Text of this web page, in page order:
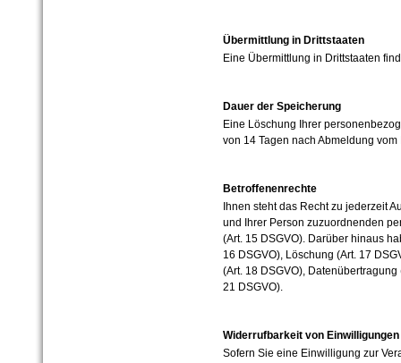
Übermittlung in Drittstaaten
Eine Übermittlung in Drittstaaten
Dauer der Speicherung
Eine Löschung Ihrer
von 14 Tagen nach Abmeldung vom
Betroffenenrechte
Ihnen steht das Recht zu jederzeit
und Ihrer Person zuzuordnenden
(Art. 15 DSGVO). Darüber hinaus
16 DSGVO), Löschung (Art. 17
(Art. 18 DSGVO),
21 DSGVO).
Widerrufbarkeit von Einwilligungen
Sofern Sie eine Einwilligung zur